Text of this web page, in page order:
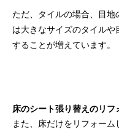
ただ、タイルの場合、目
は大きなサイズのタイルや
することが増えています。
床のシート張り替えのリフ
また、床だけをリフォー